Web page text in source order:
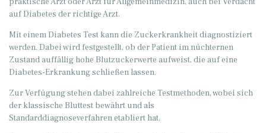
auf Diabetes der richtige Arzt.
Mit einem Diabetes Test kann die Zuckerkrankheit diagnostiziert
werden. Dabei wird festgestellt, ob der Patient im nüchternen
Zustand auffällig hohe Blutzuckerwerte aufweist, die auf eine
Diabetes-Erkrankung schließen lassen.
Zur Verfügung stehen dabei zahlreiche Testmethoden, wobei sich
der klassische Bluttest bewährt und als
Standarddiagnoseverfahren etabliert hat.